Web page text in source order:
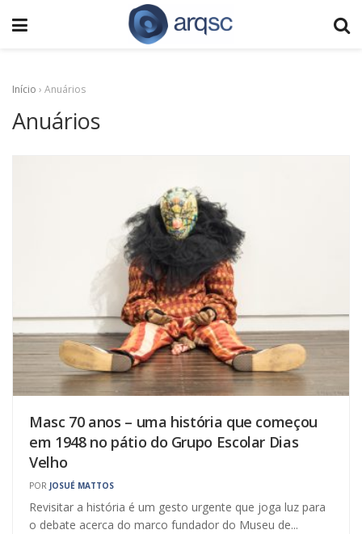
Início › Anuários
Anuários
Masc 70 anos – uma história que começou
em 1948 no pátio do Grupo Escolar Dias
Velho
POR JOSUÉ MATTOS
Revisitar a história é um gesto urgente que joga luz para
o debate acerca do marco fundador do Museu de...